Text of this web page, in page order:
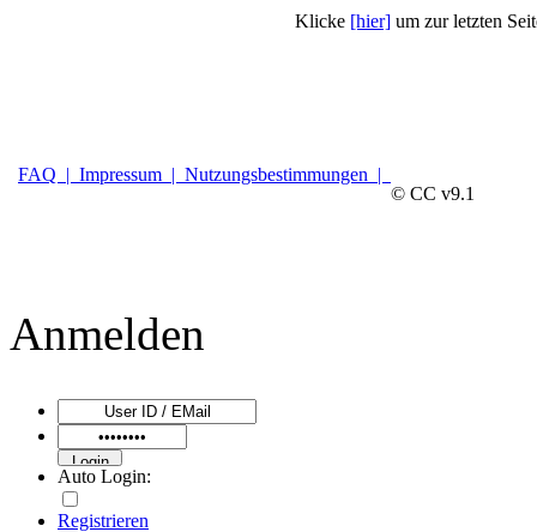
Klicke [hier] um zur letzten
FAQ | Impressum | Nutzungsbestimmungen |
© CC v9.1
Anmelden
Auto Login:
Registrieren